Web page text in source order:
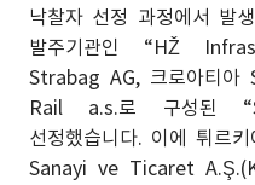
낙찰자 선정 과정에서 발
발주기관인 “HŽ
Strabag AG, 크로아티
Rail a.s.로 구성된
선정했습니다. 이에 튀르
Sanayi ve Ticaret